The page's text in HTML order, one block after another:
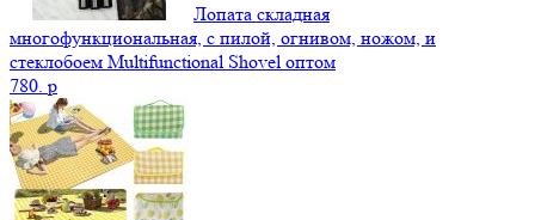
Лопата складная
многофункциональная, с пилой, огнивом, ножом, и
стеклобоем Multifunctional Shovel оптом
780. p